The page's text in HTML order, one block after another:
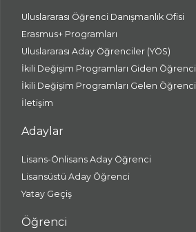
Uluslararası Öğrenci Danışmanlık Ofisi
Erasmus+ Programları
Uluslararası Aday Öğrenciler (YÖS)
İkili Değişim Programları Giden Öğrenci
İkili Değişim Programları Gelen Öğrenci
İletişim
Adaylar
Lisans-Önlisans Aday Öğrenci
Lisansüstü Aday Öğrenci
Yatay Geçiş
Öğrenci